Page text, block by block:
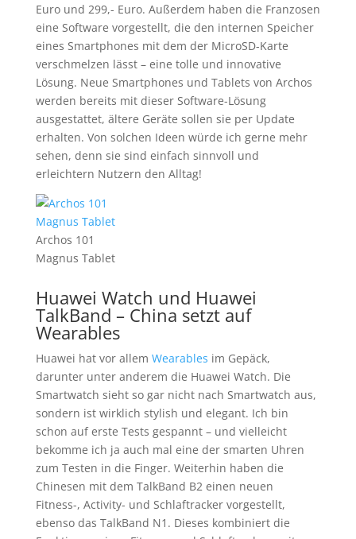
Euro und 299,- Euro. Außerdem haben die Franzosen
eine Software vorgestellt, die den internen Speicher
eines Smartphones mit dem der MicroSD-Karte
verschmelzen lässt – eine tolle und innovative
Lösung. Neue Smartphones und Tablets von Archos
werden bereits mit dieser Software-Lösung
ausgestattet, ältere Geräte sollen sie per Update
erhalten. Von solchen Ideen würde ich gerne mehr
sehen, denn sie sind einfach sinnvoll und
erleichtern Nutzern den Alltag!
Archos 101
Magnus Tablet
Huawei Watch und Huawei
TalkBand – China setzt auf
Wearables
Huawei hat vor allem Wearables im Gepäck,
darunter unter anderem die Huawei Watch. Die
Smartwatch sieht so gar nicht nach Smartwatch aus,
sondern ist wirklich stylish und elegant. Ich bin
schon auf erste Tests gespannt – und vielleicht
bekomme ich ja auch mal eine der smarten Uhren
zum Testen in die Finger. Weiterhin haben die
Chinesen mit dem TalkBand B2 einen neuen
Fitness-, Activity- und Schlaftracker vorgestellt,
ebenso das TalkBand N1. Dieses kombiniert die